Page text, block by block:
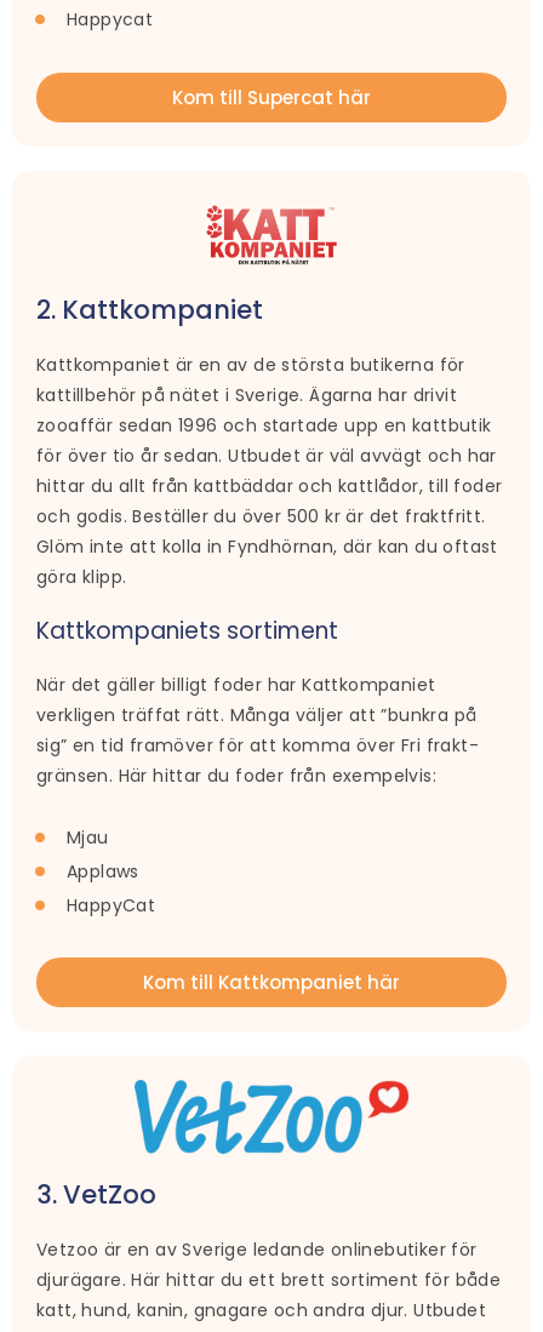
Happycat
Kom till Supercat här
2. Kattkompaniet
Kattkompaniet är en av de största butikerna för
kattillbehör på nätet i Sverige. Ägarna har drivit
zooaffär sedan 1996 och startade upp en kattbutik
för över tio år sedan. Utbudet är väl avvägt och har
hittar du allt från kattbäddar och kattlådor, till foder
och godis. Beställer du över 500 kr är det fraktfritt.
Glöm inte att kolla in Fyndhörnan, där kan du oftast
göra klipp.
Kattkompaniets sortiment
När det gäller billigt foder har Kattkompaniet
verkligen träffat rätt. Många väljer att ”bunkra på
sig” en tid framöver för att komma över Fri frakt-
gränsen. Här hittar du foder från exempelvis:
Mjau
Applaws
HappyCat
Kom till Kattkompaniet här
3. VetZoo
Vetzoo är en av Sverige ledande onlinebutiker för
djurägare. Här hittar du ett brett sortiment för både
katt, hund, kanin, gnagare och andra djur. Utbudet